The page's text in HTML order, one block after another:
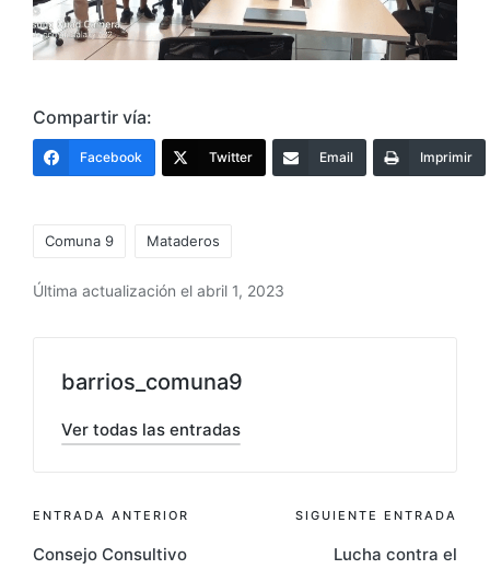
Compartir vía:
Facebook Twitter Email Imprimir
Comuna 9 Mataderos
Última actualización el abril 1, 2023
barrios_comuna9
Ver todas las entradas
Navegación
ENTRADA ANTERIOR
Consejo Consultivo
SIGUIENTE ENTRADA
Lucha contra el